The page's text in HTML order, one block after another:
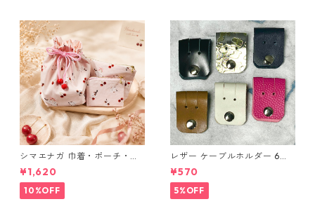
シマエナガ 巾着・ポーチ・ミ
ニポーチ(カード収納にも) ３
点セット さくらんぼ柄×淡いピ
ンク
¥1,620
10%OFF
レザー ケーブルホルダー 6個
セット
¥570
5%OFF